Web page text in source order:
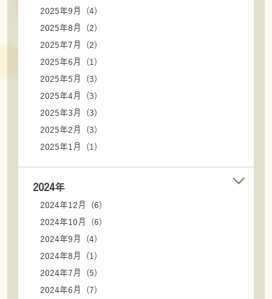
2025年9月 (4)
2025年8月 (2)
2025年7月 (2)
2025年6月 (1)
2025年5月 (3)
2025年4月 (3)
2025年3月 (3)
2025年2月 (3)
2025年1月 (1)
2024年
2024年12月 (6)
2024年10月 (6)
2024年9月 (4)
2024年8月 (1)
2024年7月 (5)
2024年6月 (7)